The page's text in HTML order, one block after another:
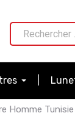
Homme Tunisie